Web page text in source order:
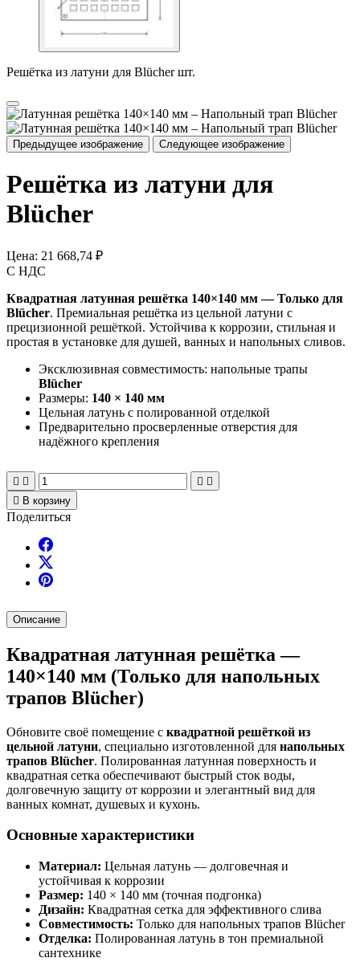
Решётка из латуни для Blücher шт.
Предыдущее изображение Следующее изображение
Решётка из латуни для
Blücher
Цена: 21 668,74 ₽
С НДС
Квадратная латунная решётка 140×140 мм — Только для
Blücher. Премиальная решётка из цельной латуни с
прецизионной решёткой. Устойчива к коррозии, стильная и
простая в установке для душей, ванных и напольных сливов.
Эксклюзивная совместимость: напольные трапы
Blücher
Размеры: 140 × 140 мм
Цельная латунь с полированной отделкой
Предварительно просверленные отверстия для
надёжного крепления
   
 В корзину
Поделиться
Описание
Квадратная латунная решётка —
140×140 мм (Только для напольных
трапов Blücher)
Обновите своё помещение с квадратной решёткой из
цельной латуни, специально изготовленной для напольных
трапов Blücher. Полированная латунная поверхность и
квадратная сетка обеспечивают быстрый сток воды,
долговечную защиту от коррозии и элегантный вид для
ванных комнат, душевых и кухонь.
Основные характеристики
Материал: Цельная латунь — долговечная и
устойчивая к коррозии
Размер: 140 × 140 мм (точная подгонка)
Дизайн: Квадратная сетка для эффективного слива
Совместимость: Только для напольных трапов Blücher
Отделка: Полированная латунь в тон премиальной
сантехнике